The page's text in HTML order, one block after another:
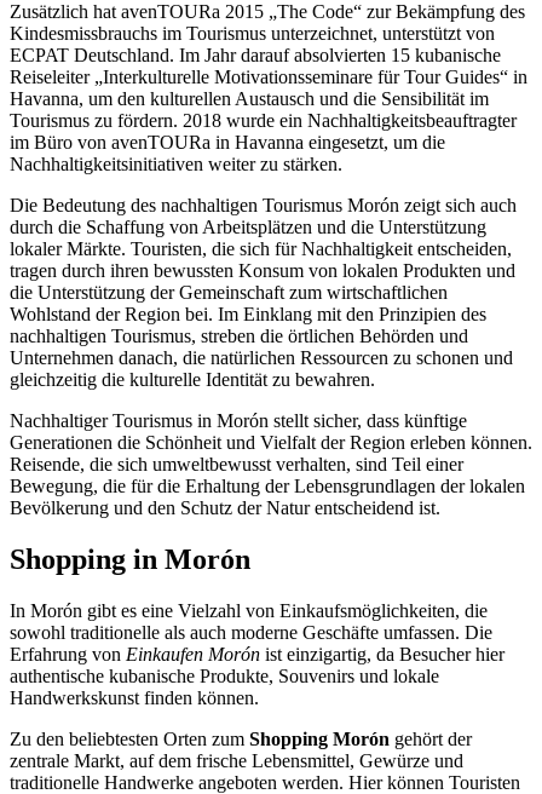
Zusätzlich hat avenTOURa 2015 „The Code“ zur Bekämpfung des
Kindesmissbrauchs im Tourismus unterzeichnet, unterstützt von
ECPAT Deutschland. Im Jahr darauf absolvierten 15 kubanische
Reiseleiter „Interkulturelle Motivationsseminare für Tour Guides“ in
Havanna, um den kulturellen Austausch und die Sensibilität im
Tourismus zu fördern. 2018 wurde ein Nachhaltigkeitsbeauftragter
im Büro von avenTOURa in Havanna eingesetzt, um die
Nachhaltigkeitsinitiativen weiter zu stärken.
Die Bedeutung des nachhaltigen Tourismus Morón zeigt sich auch
durch die Schaffung von Arbeitsplätzen und die Unterstützung
lokaler Märkte. Touristen, die sich für Nachhaltigkeit entscheiden,
tragen durch ihren bewussten Konsum von lokalen Produkten und
die Unterstützung der Gemeinschaft zum wirtschaftlichen
Wohlstand der Region bei. Im Einklang mit den Prinzipien des
nachhaltigen Tourismus, streben die örtlichen Behörden und
Unternehmen danach, die natürlichen Ressourcen zu schonen und
gleichzeitig die kulturelle Identität zu bewahren.
Nachhaltiger Tourismus in Morón stellt sicher, dass künftige
Generationen die Schönheit und Vielfalt der Region erleben können.
Reisende, die sich umweltbewusst verhalten, sind Teil einer
Bewegung, die für die Erhaltung der Lebensgrundlagen der lokalen
Bevölkerung und den Schutz der Natur entscheidend ist.
Shopping in Morón
In Morón gibt es eine Vielzahl von Einkaufsmöglichkeiten, die
sowohl traditionelle als auch moderne Geschäfte umfassen. Die
Erfahrung von Einkaufen Morón ist einzigartig, da Besucher hier
authentische kubanische Produkte, Souvenirs und lokale
Handwerkskunst finden können.
Zu den beliebtesten Orten zum Shopping Morón gehört der
zentrale Markt, auf dem frische Lebensmittel, Gewürze und
traditionelle Handwerke angeboten werden. Hier können Touristen